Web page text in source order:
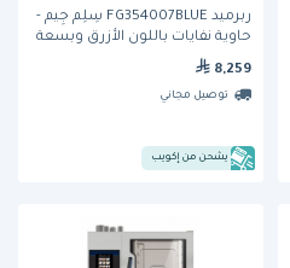
ربرميد FG354007BLUE سِلِم جِيم -
حاوية نفايات باللون الأزرق وبسعة
8,259
توصيل مجاني
يشحن من إكويب